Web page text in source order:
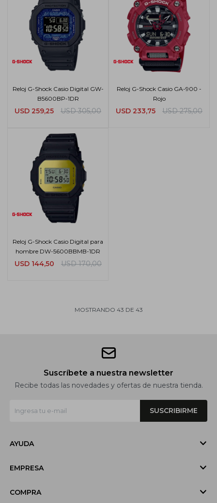
Reloj G-Shock Casio Digital GW-
B5600BP-1DR
USD 259,25 USD 305,00
Reloj G-Shock Casio GA-900 -
Rojo
USD 233,75 USD 275,00
Reloj G-Shock Casio Digital para
hombre DW-5600BBMB-1DR
USD 144,50 USD 170,00
MOSTRANDO 43 DE 43
Suscríbete a nuestra newsletter
Recibe todas las novedades y ofertas de nuestra tienda.
SUSCRIBIRME
AYUDA
EMPRESA
COMPRA